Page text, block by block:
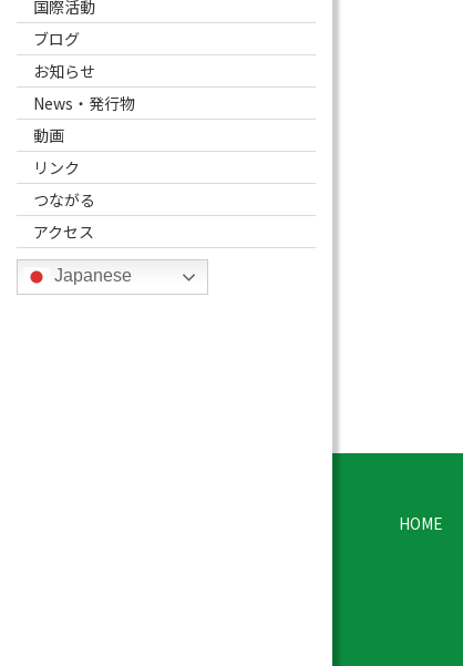
国際活動
ブログ
お知らせ
News・発行物
動画
リンク
つながる
アクセス
Japanese
HOME